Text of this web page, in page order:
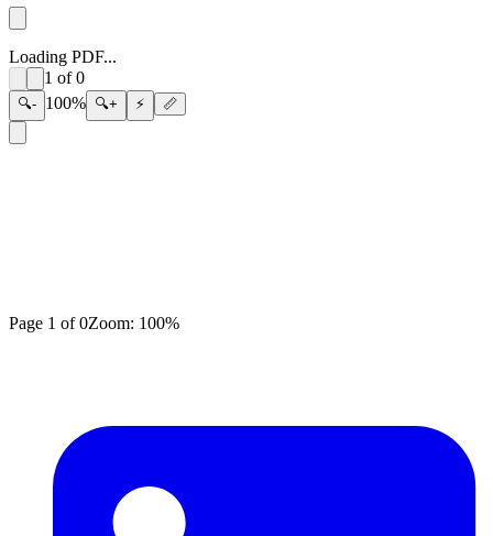
Loading PDF...
1 of0
🔍- 100% 🔍+ ⚡ 📏
Page 1 of0Zoom: 100%